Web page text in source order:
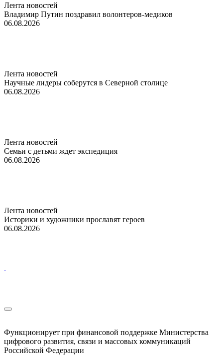
Лента новостей
Владимир Путин поздравил волонтеров-медиков
06.08.2026
Лента новостей
Научные лидеры соберутся в Северной столице
06.08.2026
Лента новостей
Семьи с детьми ждет экспедиция
06.08.2026
Лента новостей
Историки и художники прославят героев
06.08.2026
Функционирует при финансовой поддержке Министерства
цифрового развития, связи и массовых коммуникаций
Российской Федерации